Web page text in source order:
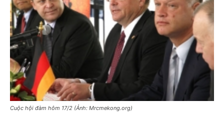
Cuộc hội đàm hôm 17/2 (Ảnh: Mrcmekong.org)